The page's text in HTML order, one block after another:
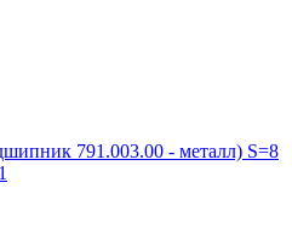
791.003.00 - металл) S=8